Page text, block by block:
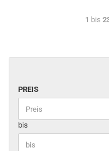
1 bis
PREIS
bis